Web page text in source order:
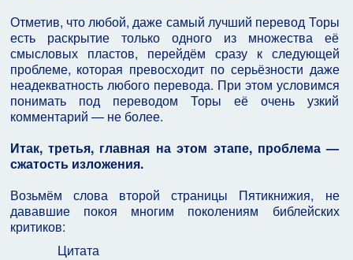
Отметив, что любой, даже самый лучший перевод Торы
есть раскрытие только одного из множества её
смысловых пластов, перейдём сразу к следующей
проблеме, которая превосходит по серьёзности даже
неадекватность любого перевода. При этом условимся
понимать под переводом Торы её очень узкий
комментарий — не более.
Итак, третья, главная на этом этапе, проблема —
сжатость изложения.
Возьмём слова второй страницы Пятикнижия, не
дававшие покоя многим поколениям библейских
критиков:
Цитата